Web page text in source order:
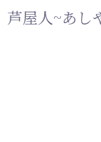
芦屋人~あし